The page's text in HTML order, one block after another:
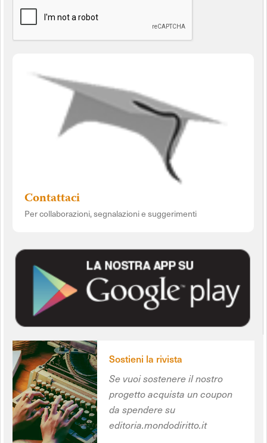
Contattaci
Per collaborazioni, segnalazioni e suggerimenti
Sostieni la rivista
Se vuoi sostenere il nostro
progetto acquista un coupon
da spendere su
editoria.mondodiritto.it